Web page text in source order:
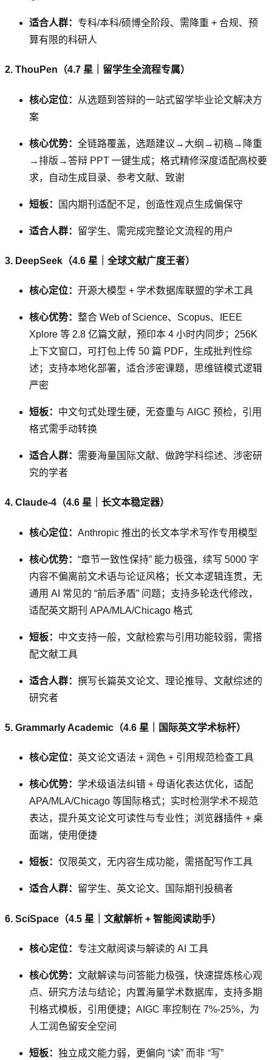
适合人群： 专科/本科/硕博全阶段、需降重 + 合规、预
算有限的科研人
2. ThouPen（4.7 星｜留学生全流程专属）
核心定位：
从选题到答辩的一站式留学毕业论文解决方
案
核心优势： 全链路覆盖，选题建议→大纲→初稿→降重
→排版→答辩 PPT 一键生成；格式精修深度适配高校要
求，自动生成目录、参考文献、致谢
短板： 国内期刊适配不足，创造性观点生成偏保守
适合人群： 留学生、需完成完整论文流程的用户
3. DeepSeek（4.6 星｜全球文献广度王者）
核心定位： 开源大模型 + 学术数据库联盟的学术工具
核心优势： 整合 Web of Science、Scopus、IEEE
Xplore 等 2.8 亿篇文献，预印本 4 小时内同步；256K
上下文窗口，可打包上传 50 篇 PDF，生成批判性综
述；支持本地化部署，适合涉密课题，思维链模式逻辑
严密
短板： 中文句式处理生硬，无查重与 AIGC 预检，引用
格式需手动转换
适合人群： 需要海量国际文献、做跨学科综述、涉密研
究的学者
4. Claude-4（4.6 星｜长文本稳定器）
核心定位： Anthropic 推出的长文本学术写作专用模型
核心优势： “章节一致性保持” 能力极强，续写 5000 字
内容不偏离前文术语与论证风格；长文本逻辑连贯，无
通用 AI 常见的 “前后矛盾” 问题；支持多轮迭代修改，
适配英文期刊 APA/MLA/Chicago 格式
短板： 中文支持一般，文献检索与引用功能较弱，需搭
配文献工具
适合人群： 撰写长篇英文论文、理论推导、文献综述的
研究者
5. Grammarly Academic（4.6 星｜国际英文学术标杆）
核心定位： 英文论文语法 + 润色 + 引用规范检查工具
核心优势： 学术级语法纠错 + 母语化表达优化，适配
APA/MLA/Chicago 等国际格式；实时检测学术不规范
表达，提升英文论文可读性与专业性；浏览器插件 + 桌
面端，使用便捷
短板： 仅限英文，无内容生成功能，需搭配写作工具
适合人群： 留学生、英文论文、国际期刊投稿者
6. SciSpace（4.5 星｜文献解析 + 智能阅读助手）
核心定位： 专注文献阅读与解读的 AI 工具
核心优势： 文献解读与问答能力极强，快速提炼核心观
点、研究方法与结论；内置海量学术数据库，支持多期
刊格式模板，引用便捷；AIGC 率控制在 7%-25%，为
人工润色留安全空间
短板： 独立成文能力弱，更偏向 “读” 而非 “写”